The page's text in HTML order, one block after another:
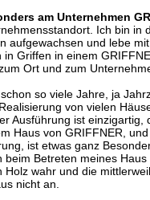
am Unternehmen
Ich bin in
aufgewachsen und lebe
Griffen in einem
Ort und zum
so viele Jahre, ja
von vielen
Ausführung ist einzigartig,
Haus von GRIFFNER,
ist etwas ganz
beim Betreten meines Haus
Holz wahr und die
nicht an.